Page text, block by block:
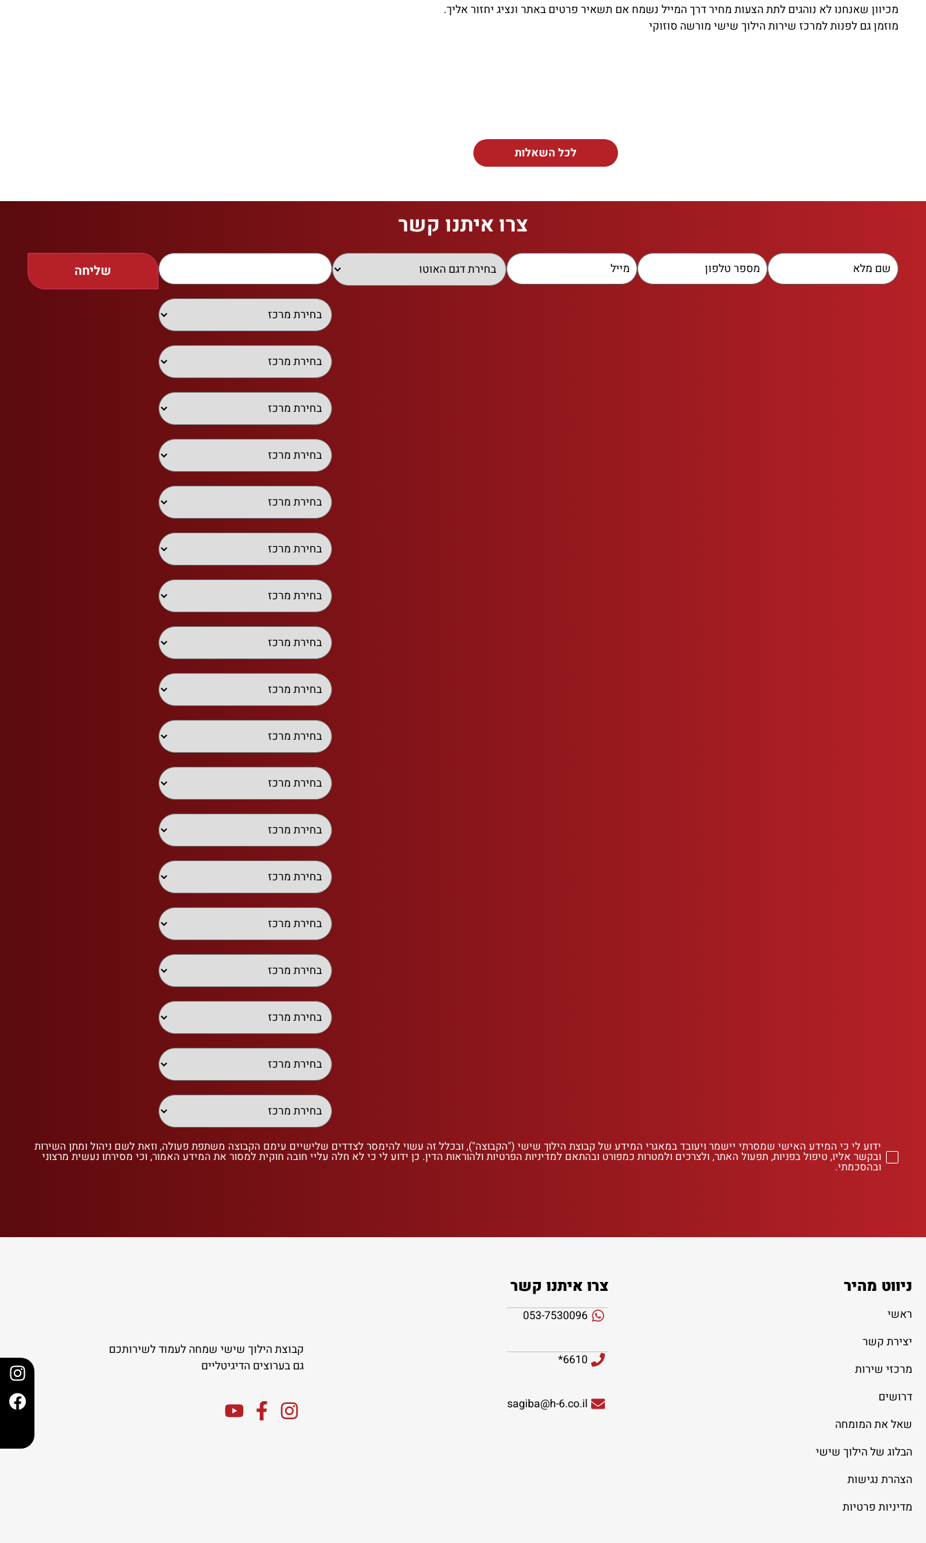
מכיוון שאנחנו לא נוהגים לתת הצעות מחיר דרך המייל נשמח אם תשאיר פרטים באתר ונציג יחזור אליך.
מוזמן גם לפנות למרכז שירות הילוך שישי מורשה סוזוקי
לכל השאלות
צרו איתנו קשר
שליחה
ידוע לי כי המידע האישי שמסרתי יישמר ויעובד במאגרי המידע של קבוצת הילוך שישי ("הקבוצה"), ובכלל זה עשוי להימסר לצדדים שלישיים עימם הקבוצה משתפת פעולה, וזאת לשם ניהול ומתן השירות
ובקשר אליו, טיפול בפניות, תפעול האתר, ולצרכים ולמטרות כמפורט ובהתאם למדיניות הפרטיות ולהוראות הדין. כן ידוע לי כי לא חלה עליי חובה חוקית למסור את המידע האמור, וכי מסירתו נעשית מרצוני
ובהסכמתי.
ניווט מהיר
ראשי
יצירת קשר
מרכזי שירות
דרושים
שאל את המומחה
הבלוג של הילוך שישי
הצהרת נגישות
מדיניות פרטיות
צרו איתנו קשר
053-7530096
6610*
sagiba@h-6.co.il
קבוצת הילוך שישי שמחה לעמוד לשירותכם
גם בערוצים הדיגיטליים